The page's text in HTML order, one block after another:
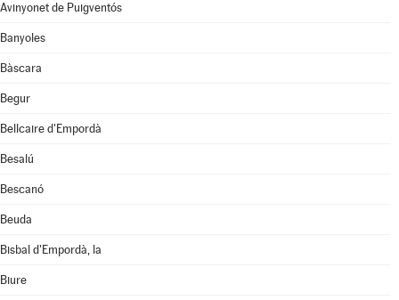
Avinyonet de Puigventós
Banyoles
Bàscara
Begur
Bellcaire d'Empordà
Besalú
Bescanó
Beuda
Bisbal d'Empordà, la
Biure